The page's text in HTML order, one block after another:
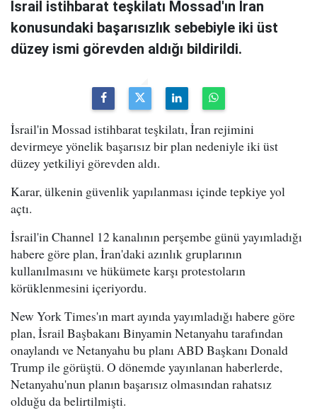
İsrail istihbarat teşkilatı Mossad'ın İran
konusundaki başarısızlık sebebiyle iki üst
düzey ismi görevden aldığı bildirildi.
İsrail'in Mossad istihbarat teşkilatı, İran rejimini
devirmeye yönelik başarısız bir plan nedeniyle iki üst
düzey yetkiliyi görevden aldı.
Karar, ülkenin güvenlik yapılanması içinde tepkiye yol
açtı.
İsrail'in Channel 12 kanalının perşembe günü yayımladığı
habere göre plan, İran'daki azınlık gruplarının
kullanılmasını ve hükümete karşı protestoların
körüklenmesini içeriyordu.
New York Times'ın mart ayında yayımladığı habere göre
plan, İsrail Başbakanı Binyamin Netanyahu tarafından
onaylandı ve Netanyahu bu planı ABD Başkanı Donald
Trump ile görüştü. O dönemde yayınlanan haberlerde,
Netanyahu'nun planın başarısız olmasından rahatsız
olduğu da belirtilmişti.